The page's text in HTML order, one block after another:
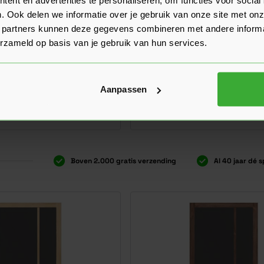
Ook delen we informatie over je gebruik van onze site met
kunnen deze gegevens combineren met andere
op basis van je gebruik van hun services.
Aanpassen
Matching Series
SSL 14810 Blank
Matching Series
Skantrae Carve SCA 15443
Verkrijgbaar in 14 varianten
Boven 2.000 gratis verzending Al 40 jaar dé